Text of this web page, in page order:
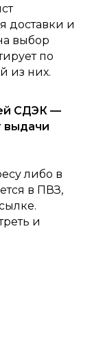
доставки и
выбор
по
из них.
СДЭК —
выдачи
либо в
в ПВЗ,
и